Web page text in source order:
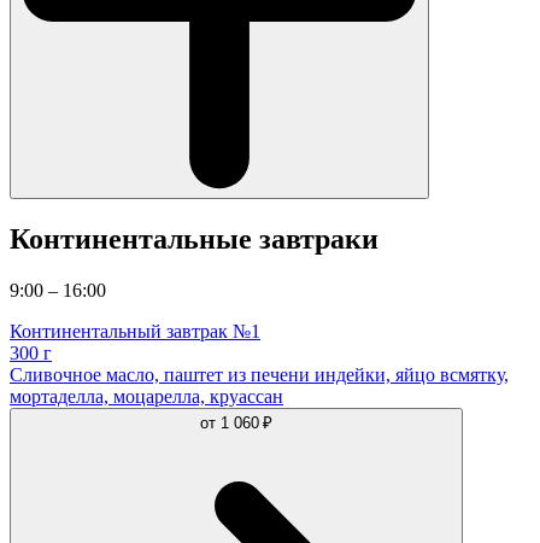
Континентальные завтраки
9:00 – 16:00
Континентальный завтрак №1
300 г
Сливочное масло, паштет из печени индейки, яйцо всмятку,
мортаделла, моцарелла, круассан
от 1 060 ₽